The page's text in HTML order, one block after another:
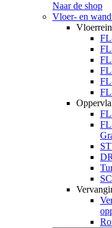
Naar de shop
Vloer- en